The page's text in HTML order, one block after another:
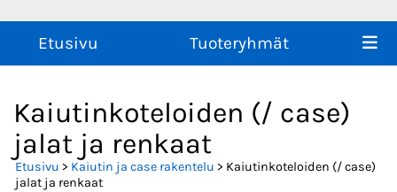
Etusivu Tuoteryhmät
Kaiutinkoteloiden (/ case)
jalat ja renkaat
Etusivu > Kaiutin ja case rakentelu > Kaiutinkoteloiden (/ case)
jalat ja renkaat